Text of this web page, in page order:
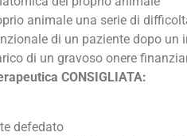
animale una serie di
di un paziente dopo un
di un gravoso onere
CONSIGLIATA:
defedato